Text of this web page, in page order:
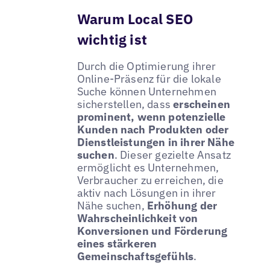
Warum Local SEO
wichtig ist
Durch die Optimierung ihrer
Online-Präsenz für die lokale
Suche können Unternehmen
sicherstellen, dasserscheinen
prominent, wenn potenzielle
Kunden nach Produkten oder
Dienstleistungen in ihrer Nähe
suchen. Dieser gezielte Ansatz
ermöglicht es Unternehmen,
Verbraucher zu erreichen, die
aktiv nach Lösungen in ihrer
Nähe suchen, Erhöhung der
Wahrscheinlichkeit von
Konversionen und Förderung
eines stärkeren
Gemeinschaftsgefühls.